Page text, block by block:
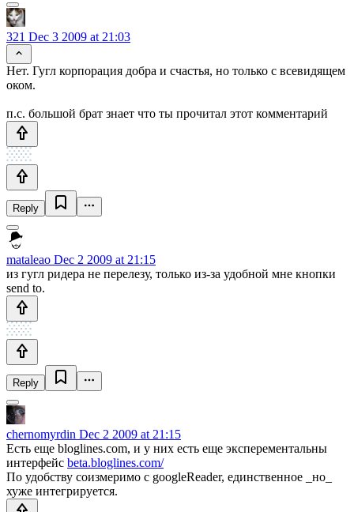
321 Dec 3 2009 at 21:03
Нет. Гугл корпорация добра и счастья, но только с всевидящем
оком.
п.с. большой брат знает что ты прочитал этот комментарий
Reply
mataleao Dec 2 2009 at 21:15
из гугл ридера не перелезу, только из-за удобной мне кнопки
send to.
Reply
chernomyrdin Dec 2 2009 at 21:15
Есть еще bloglines.com, и у них есть еще эксперементальны
интерфейс beta.bloglines.com/
По удобству соизмеримо с googleReader, единственное _но_
хуже интегрируется.